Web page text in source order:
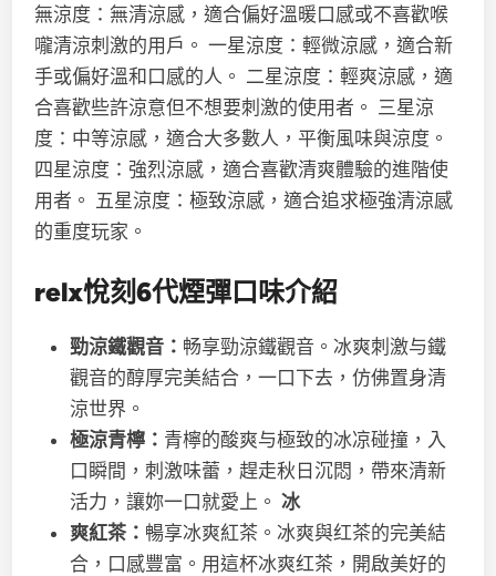
無涼度：無清涼感，適合偏好溫暖口感或不喜歡喉
嚨清涼刺激的用戶。 一星涼度：輕微涼感，適合新
手或偏好溫和口感的人。 二星涼度：輕爽涼感，適
合喜歡些許涼意但不想要刺激的使用者。 三星涼
度：中等涼感，適合大多數人，平衡風味與涼度。
四星涼度：強烈涼感，適合喜歡清爽體驗的進階使
用者。 五星涼度：極致涼感，適合追求極強清涼感
的重度玩家。
relx悅刻6代煙彈口味介紹
勁涼鐵觀音： 畅享勁涼鐵觀音。冰爽刺激与鐵
觀音的醇厚完美結合，一口下去，仿佛置身清
涼世界。
極涼青檸： 青檸的酸爽与極致的冰凉碰撞，入
口瞬間，刺激味蕾，趕走秋日沉悶，帶來清新
活力，讓妳一口就愛上。冰
爽紅茶： 暢享冰爽紅茶。冰爽與红茶的完美結
合，口感豐富。用這杯冰爽红茶，開啟美好的